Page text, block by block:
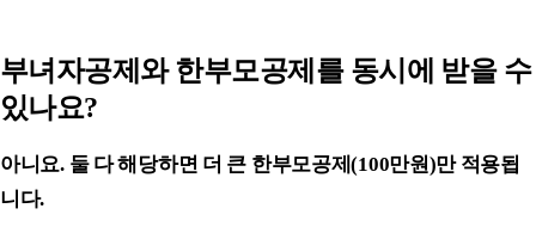
부녀자공제와 한부모공제를 동시에 받을 수
있나요?
아니요. 둘 다 해당하면 더 큰 한부모공제(100만원)만 적용됩
니다.